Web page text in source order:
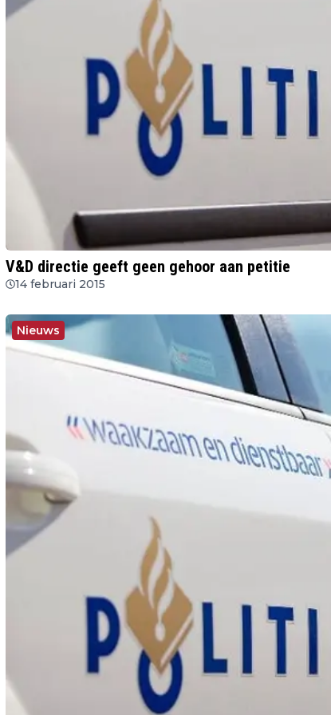
V&D directie geeft geen gehoor aan petitie
14 februari 2015
Nieuws